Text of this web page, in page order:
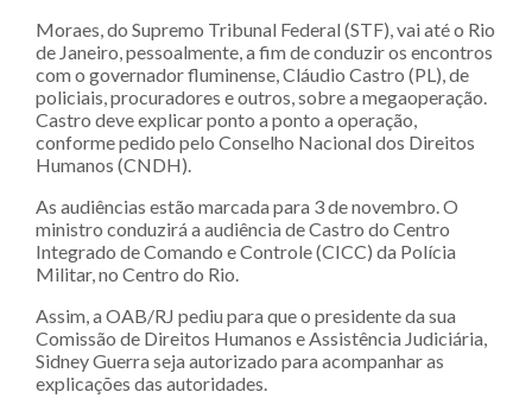
Moraes, do Supremo Tribunal Federal (STF), vai até o Rio
de Janeiro, pessoalmente, a fim de conduzir os encontros
com o governador fluminense, Cláudio Castro (PL), de
policiais, procuradores e outros, sobre a megaoperação.
Castro deve explicar ponto a ponto a operação,
conforme pedido pelo Conselho Nacional dos Direitos
Humanos (CNDH).
As audiências estão marcada para 3 de novembro. O
ministro conduzirá a audiência de Castro do Centro
Integrado de Comando e Controle (CICC) da Polícia
Militar, no Centro do Rio.
Assim, a OAB/RJ pediu para que o presidente da sua
Comissão de Direitos Humanos e Assistência Judiciária,
Sidney Guerra seja autorizado para acompanhar as
explicações das autoridades.